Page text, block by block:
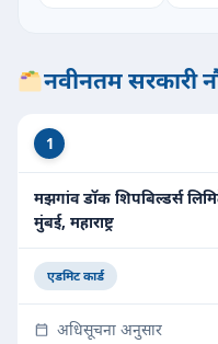
नवीनतम सरकारी
1
मझगांव डॉक शिपबिल्डर्स
मुंबई, महाराष्ट्र
एडमिट कार्ड
अधिसूचना अनुसार